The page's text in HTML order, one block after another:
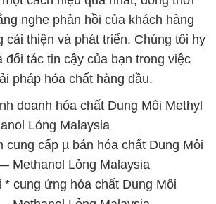
doanh hóa chất Dung Môi Methyl
Lỏng Malaysia
cấp µ bán hóa chất Dung Môi
Methanol Lỏng Malaysia
* cung ứng hóa chất Dung Môi
Methanol Lỏng Malaysia
doanh & bán hóa chất Dung Môi
Methanol Lỏng Malaysia
kinh doanh \ bán hóa chất Dung
— Methanol Lỏng Malaysia